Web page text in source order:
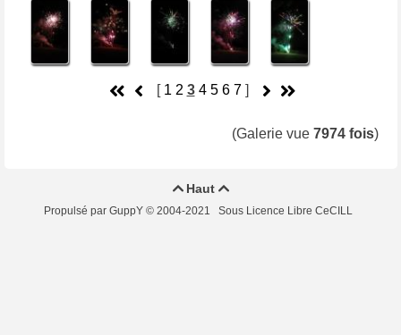
[ 1 2 3 4 5 6 7]
(Galerie vue 7974 fois)
Haut 
Propulsé par GuppY © 2004-2021 Sous Licence Libre CeCILL